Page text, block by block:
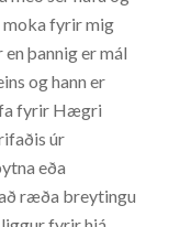
moka fyrir mig
þannig er mál
og hann er
fyrir Hægri
úr
eða
ræða breytingu